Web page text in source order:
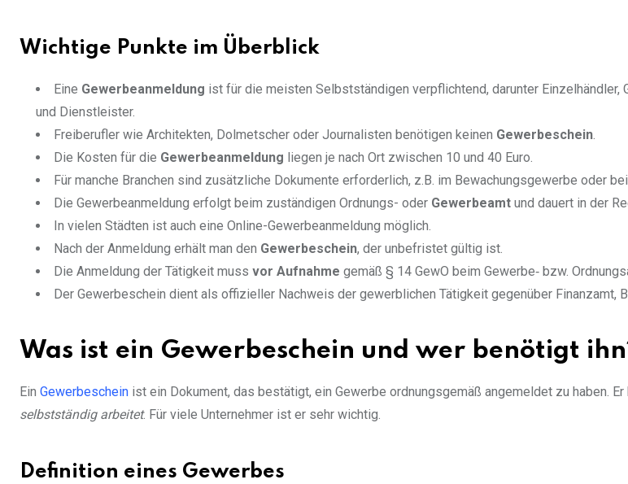
Wichtige Punkte im Überblick
Eine Gewerbeanmeldung ist für die meisten Selbstständigen verpflichtend, darunter Einzelhändler,
und Dienstleister.
Freiberufler wie Architekten, Dolmetscher oder Journalisten benötigen keinen Gewerbeschein.
Die Kosten für die Gewerbeanmeldung liegen je nach Ort zwischen 10 und 40 Euro.
Für manche Branchen sind zusätzliche Dokumente erforderlich, z.B. im Bewachungsgewerbe oder
Die Gewerbeanmeldung erfolgt beim zuständigen Ordnungs- oder Gewerbeamt und dauert in der
In vielen Städten ist auch eine Online-Gewerbeanmeldung möglich.
Nach der Anmeldung erhält man den Gewerbeschein, der unbefristet gültig ist.
Die Anmeldung der Tätigkeit muss vor Aufnahme gemäß § 14 GewO beim Gewerbe‑ bzw.
Der Gewerbeschein dient als offizieller Nachweis der gewerblichen Tätigkeit gegenüber Finanzamt,
Was ist ein Gewerbeschein und wer benötigt
Ein Gewerbeschein ist ein Dokument, das bestätigt, ein Gewerbe ordnungsgemäß angemeldet zu haben.
selbstständig arbeitet. Für viele Unternehmer ist er sehr wichtig.
Definition eines Gewerbes